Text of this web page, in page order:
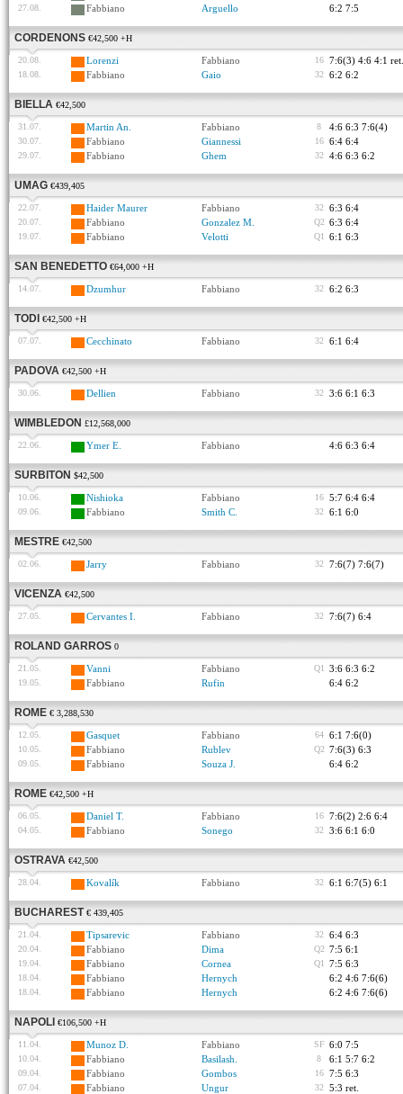
27.08. Fabbiano Arguello 6:2 7:5
CORDENONS €42,500 +H
20.08. Lorenzi Fabbiano 16 7:6(3) 4:6 4:1 ret.
18.08. Fabbiano Gaio 32 6:2 6:2
BIELLA €42,500
31.07. Martin An. Fabbiano 8 4:6 6:3 7:6(4)
30.07. Fabbiano Giannessi 16 6:4 6:4
29.07. Fabbiano Ghem 32 4:6 6:3 6:2
UMAG €439,405
22.07. Haider Maurer Fabbiano 32 6:3 6:4
20.07. Fabbiano Gonzalez M. Q2 6:3 6:4
19.07. Fabbiano Velotti Q1 6:1 6:3
SAN BENEDETTO €64,000 +H
14.07. Dzumhur Fabbiano 32 6:2 6:3
TODI €42,500 +H
07.07. Cecchinato Fabbiano 32 6:1 6:4
PADOVA €42,500 +H
30.06. Dellien Fabbiano 32 3:6 6:1 6:3
WIMBLEDON £12,568,000
22.06. Ymer E. Fabbiano 4:6 6:3 6:4
SURBITON $42,500
10.06. Nishioka Fabbiano 16 5:7 6:4 6:4
09.06. Fabbiano Smith C. 32 6:1 6:0
MESTRE €42,500
02.06. Jarry Fabbiano 32 7:6(7) 7:6(7)
VICENZA €42,500
27.05. Cervantes I. Fabbiano 32 7:6(7) 6:4
ROLAND GARROS 0
21.05. Vanni Fabbiano Q1 3:6 6:3 6:2
19.05. Fabbiano Rufin 6:4 6:2
ROME € 3,288,530
12.05. Gasquet Fabbiano 64 6:1 7:6(0)
10.05. Fabbiano Rublev Q2 7:6(3) 6:3
09.05. Fabbiano Souza J. 6:4 6:2
ROME €42,500 +H
06.05. Daniel T. Fabbiano 16 7:6(2) 2:6 6:4
04.05. Fabbiano Sonego 32 3:6 6:1 6:0
OSTRAVA €42,500
28.04. Kovalík Fabbiano 32 6:1 6:7(5) 6:1
BUCHAREST € 439,405
21.04. Tipsarevic Fabbiano 32 6:4 6:3
20.04. Fabbiano Dima Q2 7:5 6:1
19.04. Fabbiano Cornea Q1 7:5 6:3
18.04. Fabbiano Hernych 6:2 4:6 7:6(6)
18.04. Fabbiano Hernych 6:2 4:6 7:6(6)
NAPOLI €106,500 +H
11.04. Munoz D. Fabbiano SF 6:0 7:5
10.04. Fabbiano Basilash. 8 6:1 5:7 6:2
09.04. Fabbiano Gombos 16 7:5 6:3
07.04. Fabbiano Ungur 32 5:3 ret.